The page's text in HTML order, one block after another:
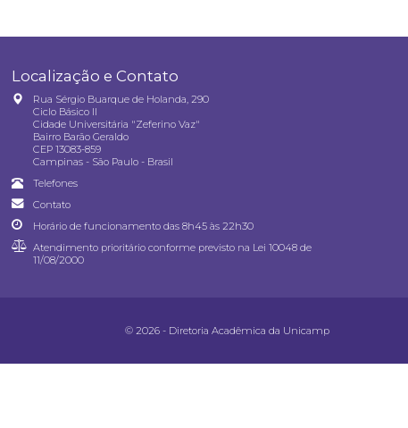
Localização e Contato
Rua Sérgio Buarque de Holanda, 290
Ciclo Básico II
Cidade Universitária "Zeferino Vaz"
Bairro Barão Geraldo
CEP 13083-859
Campinas - São Paulo - Brasil
Telefones
Contato
Horário de funcionamento das 8h45 às 22h30
Atendimento prioritário conforme previsto na Lei 10048 de
11/08/2000
© 2026 - Diretoria Acadêmica da Unicamp